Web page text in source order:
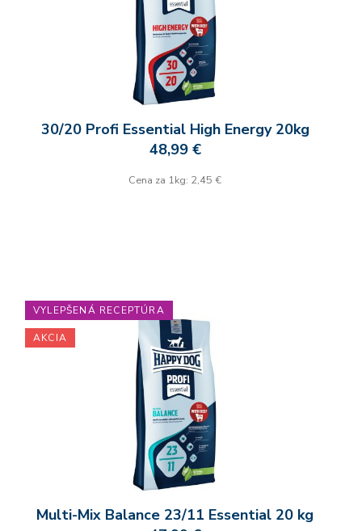
30/20 Profi Essential High Energy 20kg
48,99 €
Cena za 1kg: 2,45 €
Multi-Mix Balance 23/11 Essential 20 kg
VYLEPŠENÁ RECEPTÚRA
AKCIA